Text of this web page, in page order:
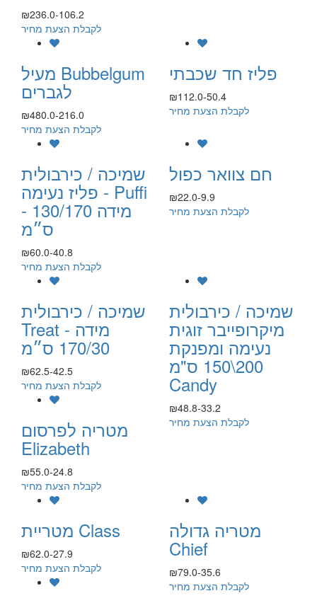
₪236.0-106.2
לקבלת הצעת מחיר
פליז חד שכבתי
₪112.0-50.4
לקבלת הצעת מחיר
מעיל Bubbelgum
לגברים
₪480.0-216.0
לקבלת הצעת מחיר
חם צוואר כפול
₪22.0-9.9
לקבלת הצעת מחיר
שמיכה / כירבולית
פליז נעימה - Puffi
- מידה 130/170
ס״מ
₪60.0-40.8
לקבלת הצעת מחיר
שמיכה / כירבולית
מיקרופייבר זוגית
נעימה ומפנקת
200\150 ס"מ
Candy
₪48.8-33.2
לקבלת הצעת מחיר
שמיכה / כירבולית
Treat - מידה
170/30 ס״מ
₪62.5-42.5
לקבלת הצעת מחיר
מטריה לפרסום
Elizabeth
₪55.0-24.8
לקבלת הצעת מחיר
מטריה גדולה
Chief
₪79.0-35.6
לקבלת הצעת מחיר
מטריית Class
₪62.0-27.9
לקבלת הצעת מחיר